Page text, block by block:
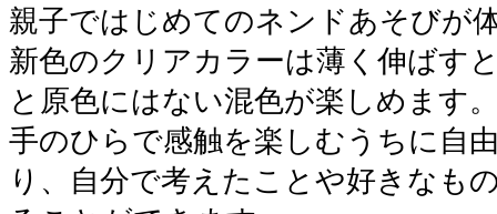
親子ではじめてのネンドあそびが
新色のクリアカラーは薄く伸ばす
と原色にはない混色が楽しめます
手のひらで感触を楽しむうちに自
り、自分で考えたことや好きなも